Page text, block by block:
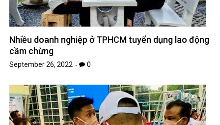
Nhiều doanh nghiệp ở TPHCM tuyển dụng lao động
cầm chừng
September 26, 2022 0